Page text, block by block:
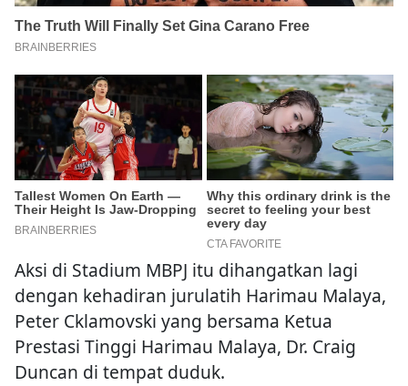
Aksi di Stadium MBPJ itu dihangatkan lagi
dengan kehadiran jurulatih Harimau Malaya,
Peter Cklamovski yang bersama Ketua
Prestasi Tinggi Harimau Malaya, Dr. Craig
Duncan di tempat duduk.